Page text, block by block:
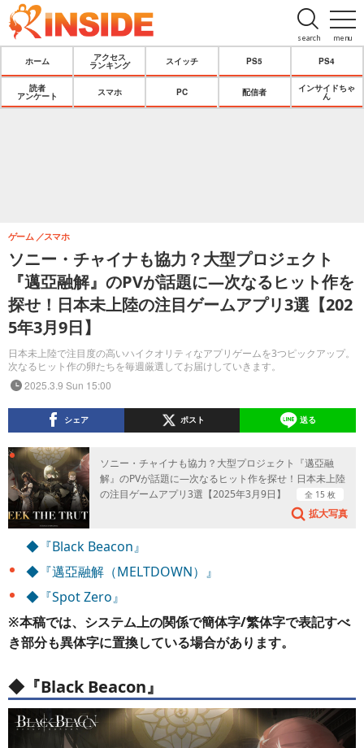
menu
search
ホーム
アクセス
ランキング
スイッチ PS5 PS4
読者
アンケート
スマホ PC 配信者
インサイドちゃ
ん
ソニー・チャイナも協力？大型プロジェクト
『邁亞融解』のPVが話題に―次なるヒット作を
探せ！日本未上陸の注目ゲームアプリ3選【202
5年3月9日】
日本未上陸で注目度の高いハイクオリティなアプリゲームを3つピックアップ。
次なるヒット作の卵たちを毎週厳選してお届けしていきます。
ゲーム スマホ
2025.3.9 Sun 15:00
シェア ポスト 送る
ソニー・チャイナも協力？大型プロジェクト『邁亞融
解』のPVが話題に―次なるヒット作を探せ！日本未上陸
の注目ゲームアプリ3選【2025年3月9日】
全 15 枚
拡大写真
◆『Black Beacon』
◆『邁亞融解（MELTDOWN）』
◆『Spot Zero』
※本稿では、システム上の関係で簡体字/繁体字で表記すべ
き部分も異体字に置換している場合があります。
◆『Black Beacon』